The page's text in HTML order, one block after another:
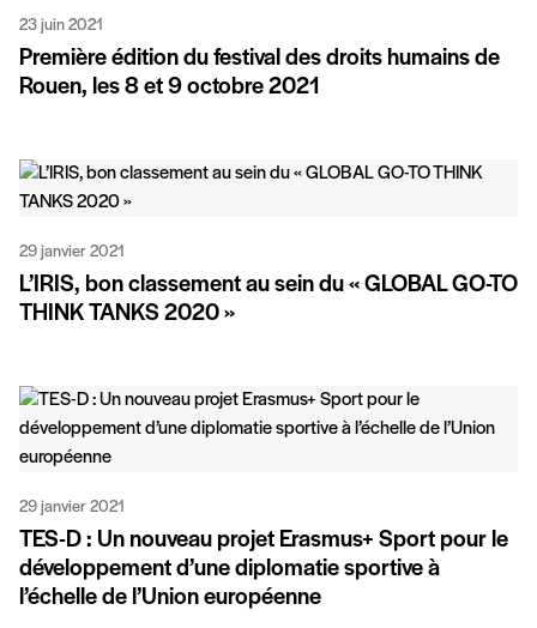
23 juin 2021
Première édition du festival des droits humains de
Rouen, les 8 et 9 octobre 2021
29 janvier 2021
L’IRIS, bon classement au sein du « GLOBAL GO-TO
THINK TANKS 2020 »
29 janvier 2021
TES-D : Un nouveau projet Erasmus+ Sport pour le
développement d’une diplomatie sportive à
l’échelle de l’Union européenne